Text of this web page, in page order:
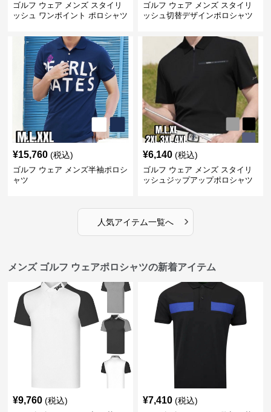
ゴルフ ウェア メンズ スタイリ
ッシュ ワンポイント ポロシャツ
ゴルフ ウェア メンズ スタイリ
ッシュ切替デザインポロシャツ
¥15,760 (税込)
ゴルフ ウェア メンズ半袖ポロシ
ャツ
¥6,140 (税込)
ゴルフ ウェア メンズ スタイリ
ッシュジップアップポロシャツ
人気アイテム一覧へ ›
メンズ ゴルフ ウェアポロシャツの新着アイテム
¥9,760 (税込) ¥7,410 (税込)